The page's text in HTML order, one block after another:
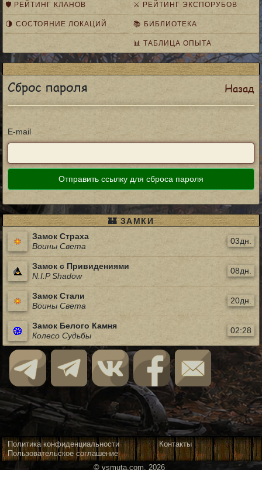
🛡️ РЕЙТИНГ КЛАНОВ ⚔️ РЕЙТИНГ ЭКСПОРУБОВ
🌗 СОСТОЯНИЕ ЛОКАЦИЙ 📚 БИБЛИОТЕКА
📊 ТАБЛИЦА ОПЫТА
Сброс пароля Назад
E-mail
Отправить ссылку для сброса пароля
🏰 ЗАМКИ
Замок Страха
Воины Света
03дн.
Замок с Привидениями
N.I.P Shadow
08дн.
Замок Стали
Воины Света
20дн.
Замок Белого Камня
Колесо Судьбы
02:28
Политика конфиденциальности
Пользовательское соглашение
Контакты
© vsmuta.com, 2026